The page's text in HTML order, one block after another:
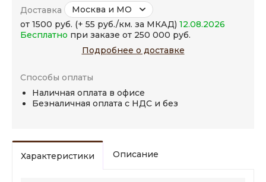
Доставка
Москва и МО
от 1500 руб. (+ 55 руб./км. за МКАД) 12.08.2026
Бесплатно при заказе от 250 000 руб.
Подробнее о доставке
Способы оплаты
Наличная оплата в офисе
Безналичная оплата с НДС и без
Характеристики Описание